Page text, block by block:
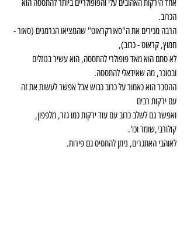
אחד הירקות האהובים עלי והפופולריים ביותר להתססה הוא
הכרוב.
הרבה מכירים את ה"סאורקראוט" שהמציאו הגרמנים (סאור -
חמוץ, קראוט - כרוב),
לא סתם הוא מאד פופולרי להתססה, הוא עשיר בנוזלים
ובסוכר, מה שאידאלי להתססה.
ההסבר הוא כאמור על כרוב כבוש אבל אפשר לעשות את זה
עם ירקות רבים
ואפשר גם לשלב כרוב עם עוד ירקות כמו גזר, מלפפון,
קולורבי,שומר וכו'.
לאוהבי האתגרים, ניתן להתסיס גם פירות.